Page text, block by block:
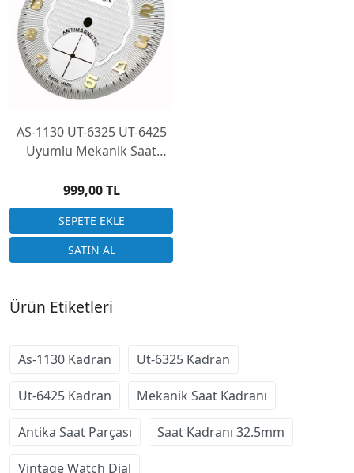
AS-1130 UT-6325 UT-6425
Uyumlu Mekanik Saat
999,00 TL
Ürün Etiketleri
As-1130 Kadran Ut-6325 Kadran
Ut-6425 Kadran Mekanik Saat Kadranı
Antika Saat Parçası Saat Kadranı 32.5mm
Vintage Watch Dial